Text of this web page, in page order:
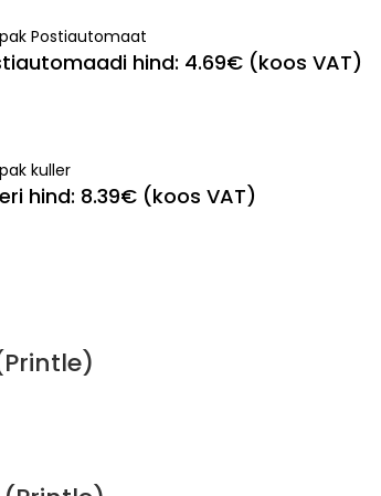
Postiautomaat
hind: 4.69€ (koos VAT)
kuller
hind: 8.39€ (koos VAT)